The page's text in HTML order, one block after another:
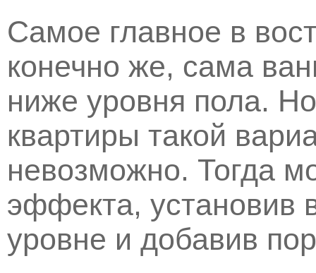
Самое главное в
конечно же, сама
ниже уровня пола.
квартиры такой
невозможно. Тогда
эффекта, установив
уровне и добавив